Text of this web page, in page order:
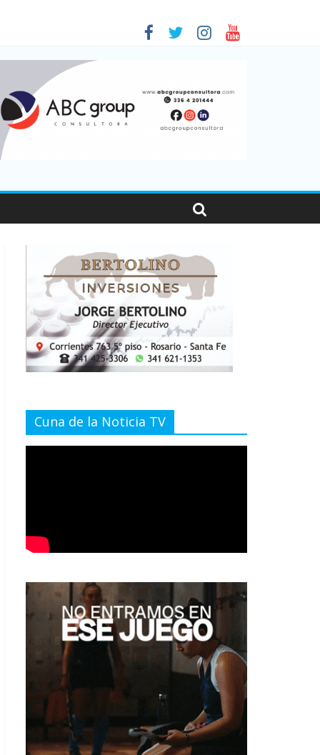
viajaron por el país, un 5,9% más que en 2025
Cuna de la Noticia TV